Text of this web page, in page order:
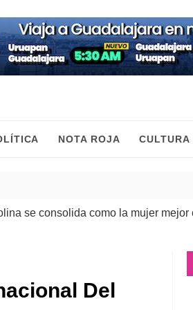
NOTA ROJA CULTURA
consolida como la mujer mejor
Del